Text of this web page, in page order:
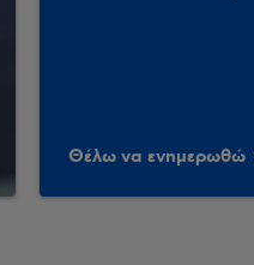
Θέλω να ενημερωθώ